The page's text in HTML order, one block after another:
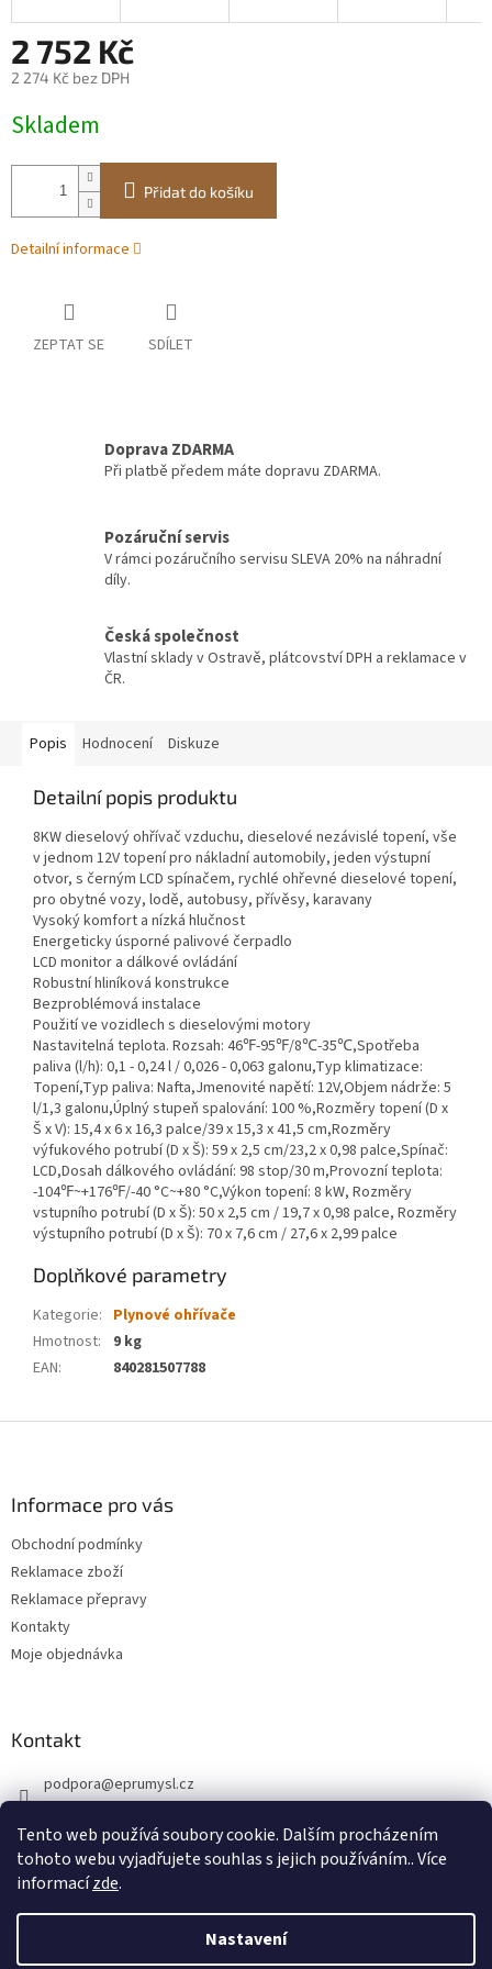
Tento web používá soubory cookie. Dalším procházením
tohoto webu vyjadřujete souhlas s jejich používáním.. Více
informacízde.
Nastavení
2 752 Kč
2 274 Kč bez DPH
cena:
Skladem
Přidat do košíku
Detailní informace
ZEPTAT SE SDÍLET
Doprava ZDARMA
Při platbě předem máte dopravu ZDARMA.
Pozáruční servis
V rámci pozáručního servisu SLEVA 20% na náhradní
díly.
Česká společnost
Vlastní sklady v Ostravě, plátcovství DPH a reklamace v
ČR.
Popis Hodnocení Diskuze
Detailní popis produktu
8KW dieselový ohřívač vzduchu, dieselové nezávislé topení, vše
v jednom 12V topení pro nákladní automobily, jeden výstupní
otvor, s černým LCD spínačem, rychlé ohřevné dieselové topení,
pro obytné vozy, lodě, autobusy, přívěsy, karavany
Vysoký komfort a nízká hlučnost
Energeticky úsporné palivové čerpadlo
LCD monitor a dálkové ovládání
Robustní hliníková konstrukce
Bezproblémová instalace
Použití ve vozidlech s dieselovými motory
Nastavitelná teplota. Rozsah: 46℉-95℉/8℃-35℃,Spotřeba
paliva (l/h): 0,1 - 0,24 l / 0,026 - 0,063 galonu,Typ klimatizace:
Topení,Typ paliva: Nafta,Jmenovité napětí: 12V,Objem nádrže: 5
l/1,3 galonu,Úplný stupeň spalování: 100 %,Rozměry topení (D x
Š x V): 15,4 x 6 x 16,3 palce/39 x 15,3 x 41,5 cm,Rozměry
výfukového potrubí (D x Š): 59 x 2,5 cm/23,2 x 0,98 palce,Spínač:
LCD,Dosah dálkového ovládání: 98 stop/30 m,Provozní teplota:
-104℉~+176℉/-40 °C~+80 °C,Výkon topení: 8 kW, Rozměry
vstupního potrubí (D x Š): 50 x 2,5 cm / 19,7 x 0,98 palce, Rozměry
výstupního potrubí (D x Š): 70 x 7,6 cm / 27,6 x 2,99 palce
Doplňkové parametry
Kategorie: Plynové ohřívače
Hmotnost:
9 kg
EAN: 840281507788
Informace pro vás
Obchodní podmínky
Reklamace zboží
Reklamace přepravy
Kontakty
Moje objednávka
Kontakt
podpora@eprumysl.cz
Vytvořil Shoptet